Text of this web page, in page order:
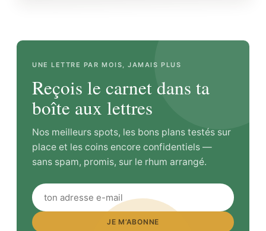
UNE LETTRE PAR MOIS, JAMAIS PLUS
Reçois le carnet dans ta
boîte aux lettres
Nos meilleurs spots, les bons plans testés sur
place et les coins encore confidentiels —
sans spam, promis, sur le rhum arrangé.
JE M’ABONNE